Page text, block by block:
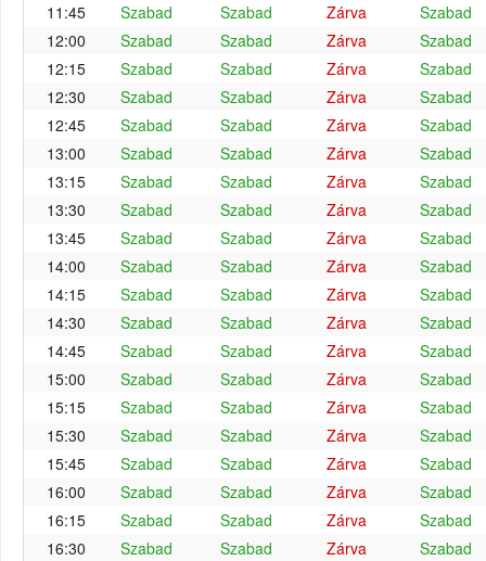
11:45
Szabad Szabad Zárva
Szabad
12:00
Szabad Szabad Zárva
Szabad
12:15
Szabad Szabad Zárva
Szabad
12:30
Szabad Szabad Zárva
Szabad
12:45
Szabad Szabad Zárva
Szabad
13:00
Szabad Szabad Zárva
Szabad
13:15
Szabad Szabad Zárva
Szabad
13:30
Szabad Szabad Zárva
Szabad
13:45
Szabad Szabad Zárva
Szabad
14:00
Szabad Szabad Zárva
Szabad
14:15
Szabad Szabad Zárva
Szabad
14:30
Szabad Szabad Zárva
Szabad
14:45
Szabad Szabad Zárva
Szabad
15:00
Szabad Szabad Zárva
Szabad
15:15
Szabad Szabad Zárva
Szabad
15:30
Szabad Szabad Zárva
Szabad
15:45
Szabad Szabad Zárva
Szabad
16:00
Szabad Szabad Zárva
Szabad
16:15
Szabad Szabad Zárva
Szabad
16:30
Szabad Szabad Zárva
Szabad